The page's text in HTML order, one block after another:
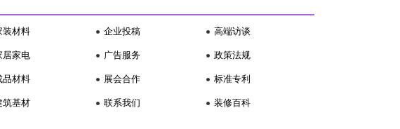
装材料
居家电
品材料
筑基材
企业投稿
广告服务
展会合作
联系我们
高端访谈
政策法规
标准专利
装修百科